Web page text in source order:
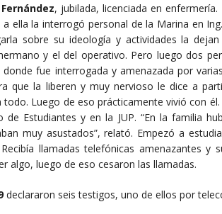
, jubilada, licenciada en
ella la interrogó personal de la Marina en
sobre su ideología y actividades la
y el del operativo. Pero luego dos
fue interrogada y amenazada por
que la liberen y muy nervioso le dice a
Luego de eso prácticamente vivió con
Estudiantes y en la JUP. “En la familia
muy asustados”, relató. Empezó a
llamadas telefónicas amenazantes
algo, luego de eso cesaron las llamadas.
declararon seis testigos, uno de ellos por